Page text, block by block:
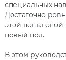
специальных
Достаточно
этой пошаговой
новый пол.
В этом